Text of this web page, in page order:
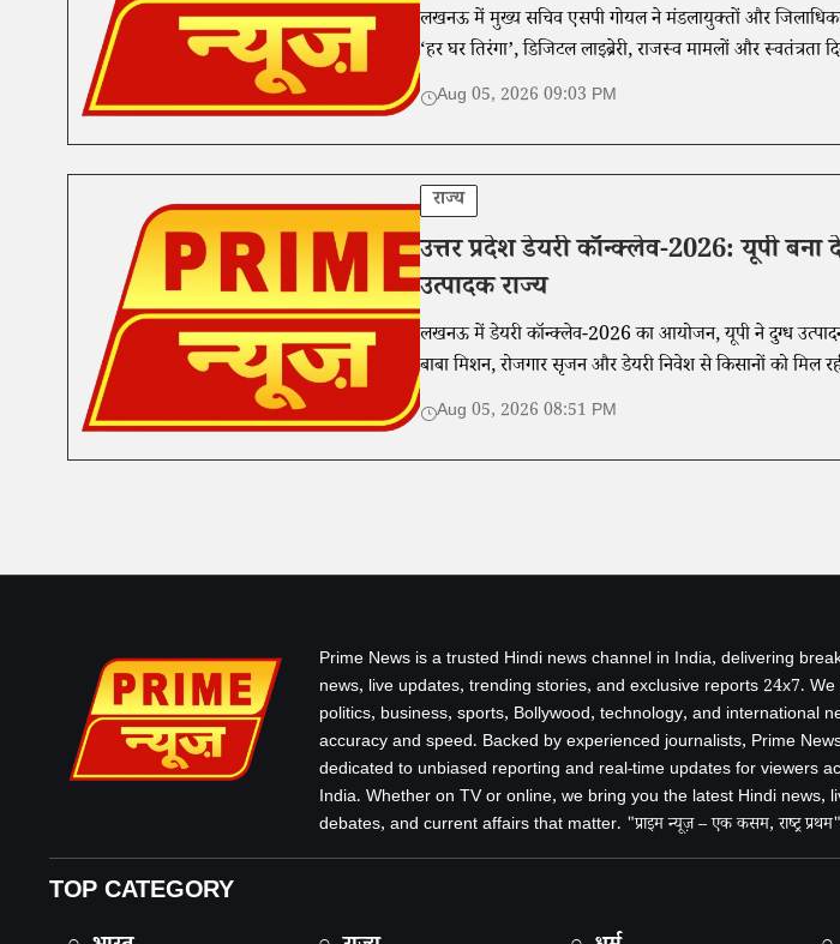
लखनऊ में मुख्य सचिव एसपी गोयल ने मंडलायुक्तों और
‘हर घर तिरंगा’, डिजिटल लाइब्रेरी, राजस्व मामलों और स्वतंत्रता
Aug 05, 2026 09:03 PM
राज्य
उत्तर प्रदेश डेयरी कॉन्क्लेव-2026: यूपी
उत्पादक राज्य
लखनऊ में डेयरी कॉन्क्लेव-2026 का आयोजन, यूपी ने दुग्ध
बाबा मिशन, रोजगार सृजन और डेयरी निवेश से किसानों को मिल
Aug 05, 2026 08:51 PM
Prime News is a trusted Hindi news channel in India, delivering
news, live updates, trending stories, and exclusive reports 24x7.
politics, business, sports, Bollywood, technology, and international
accuracy and speed. Backed by experienced journalists, Prime
dedicated to unbiased reporting and real-time updates for viewers
India. Whether on TV or online, we bring you the latest Hindi news,
debates, and current affairs that matter. "प्राइम न्यूज़ – एक कसम, राष्ट्र प्रथम"
TOP CATEGORY